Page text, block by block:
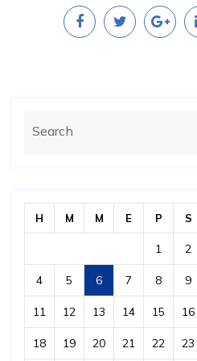
H M M E P S
1 2
4 5 6 7 8 9
11 12 13 14 15 16
18 19 20 21 22 23